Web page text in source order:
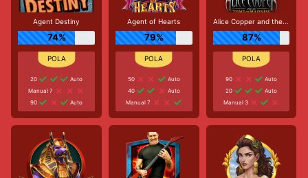
Agent Destiny
74%
20
Auto
Manual 7
90
Auto
Agent of Hearts
79%
50
Auto
40
Auto
Manual 7
Alice Copper and the Tome of Madness
87%
90
Auto
20
Auto
Manual 3